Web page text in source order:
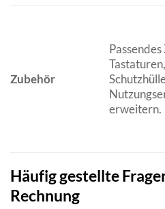
Zubehör
erweitern.
Häufig gestellte
Rechnung